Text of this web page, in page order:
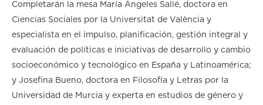
Completarán la mesa María Ángeles Sallé, doctora en
Ciencias Sociales por la Universitat de València y
especialista en el impulso, planificación, gestión integral y
evaluación de políticas e iniciativas de desarrollo y cambio
socioeconómico y tecnológico en España y Latinoamérica;
y Josefina Bueno, doctora en Filosofía y Letras por la
Universidad de Murcia y experta en estudios de género y